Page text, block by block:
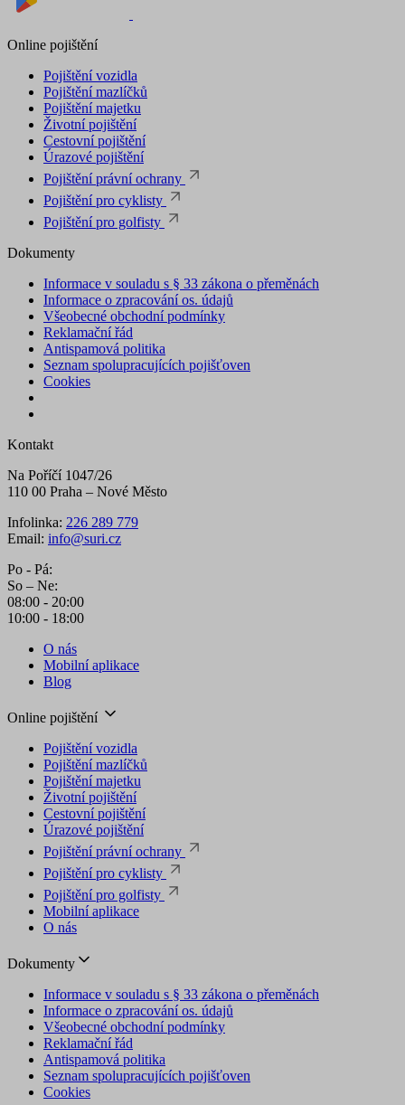
Online pojištění
Pojištění vozidla
Pojištění mazlíčků
Pojištění majetku
Životní pojištění
Cestovní pojištění
Úrazové pojištění
Pojištění právní ochrany
Pojištění pro cyklisty
Pojištění pro golfisty
Dokumenty
Informace v souladu s § 33 zákona o přeměnách
Informace o zpracování os. údajů
Všeobecné obchodní podmínky
Reklamační řád
Antispamová politika
Seznam spolupracujících pojišťoven
Cookies
Kontakt
Na Poříčí 1047/26
110 00 Praha – Nové Město
Infolinka: 226 289 779
Email: info@suri.cz
Po - Pá:
So – Ne:
08:00 - 20:00
10:00 - 18:00
O nás
Mobilní aplikace
Blog
Online pojištění
Pojištění vozidla
Pojištění mazlíčků
Pojištění majetku
Životní pojištění
Cestovní pojištění
Úrazové pojištění
Pojištění právní ochrany
Pojištění pro cyklisty
Pojištění pro golfisty
Mobilní aplikace
O nás
Dokumenty
Informace v souladu s § 33 zákona o přeměnách
Informace o zpracování os. údajů
Všeobecné obchodní podmínky
Reklamační řád
Antispamová politika
Seznam spolupracujících pojišťoven
Cookies